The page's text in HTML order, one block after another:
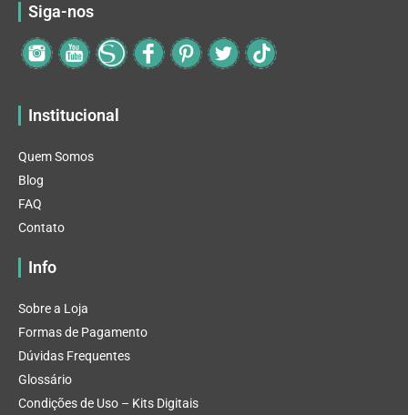
Siga-nos
Institucional
Quem Somos
Blog
FAQ
Contato
Info
Sobre a Loja
Formas de Pagamento
Dúvidas Frequentes
Glossário
Condições de Uso – Kits Digitais